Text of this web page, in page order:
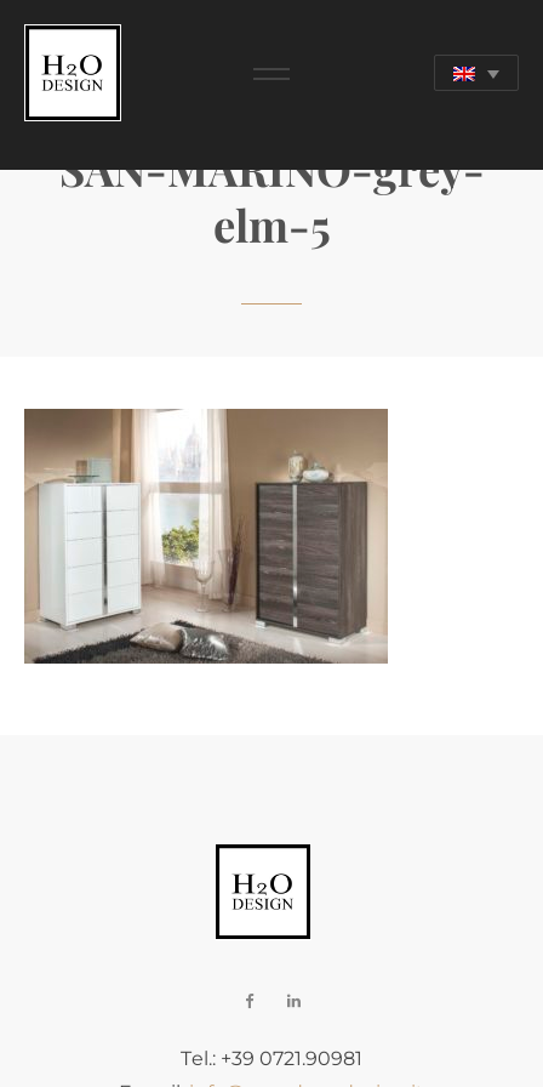
SAN-MARINO-grey-
elm-5
Tel.: +39 0721.90981